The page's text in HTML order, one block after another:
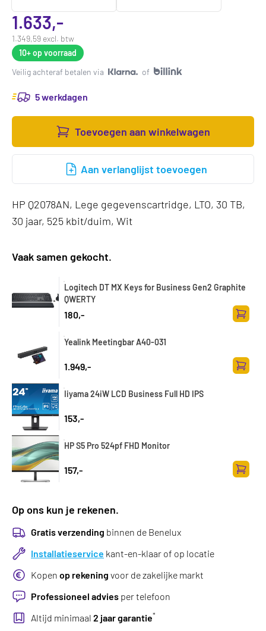
1.633,-
1.349,59 excl. btw
10+op voorraad
Veilig achteraf betalen via
of
5 werkdagen
Toevoegen aan winkelwagen
Aan verlanglijst toevoegen
HP Q2078AN, Lege gegevenscartridge, LTO, 30 TB,
30 jaar, 525 kbit/duim, Wit
Vaak samen gekocht.
Logitech DT MX Keys for Business Gen2 Graphite
QWERTY
180,-
Yealink Meetingbar A40-031
1.949,-
Iiyama 24iW LCD Business Full HD IPS
153,-
HP S5 Pro 524pf FHD Monitor
157,-
Op ons kun je rekenen.
Gratis verzending binnen de Benelux
Installatieservice kant-en-klaar of op locatie
Kopen op rekening voor de zakelijke markt
Professioneel advies per telefoon
Altijd minimaal 2 jaar garantie*